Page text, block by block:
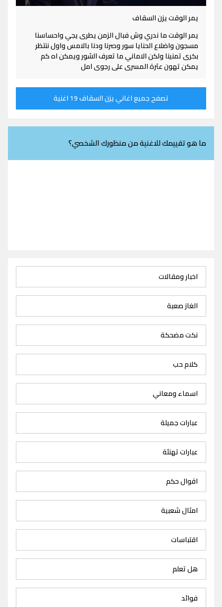
يمر الوقت يزن السقاف
يمر الوقت ما ندري وش فبال الزمن يطرى يجي واحساسنا
مسجون واضلاع الحنايا سور وصرنا ودنا بالامس واول ننتظر
بكرى تمنينا ولكن الاماني ما تعرف الشور ويمكن اه كم
يمكن تهون عثرة المسرى على رجوى امل
تصفح جميع اغاني يزن السقاف 19 اغنية
ما هو تقييمك للاغنية من منظورك الشخصي؟
اخبار ومقالات
الغاز صعبة
نكت مضحكة
كلام حب
اسماء ومعاني
عبارات جميلة
عبارات تهنئة
اقوال حكم
امثال شعبية
اقتباسات
هل تعلم
فوائد